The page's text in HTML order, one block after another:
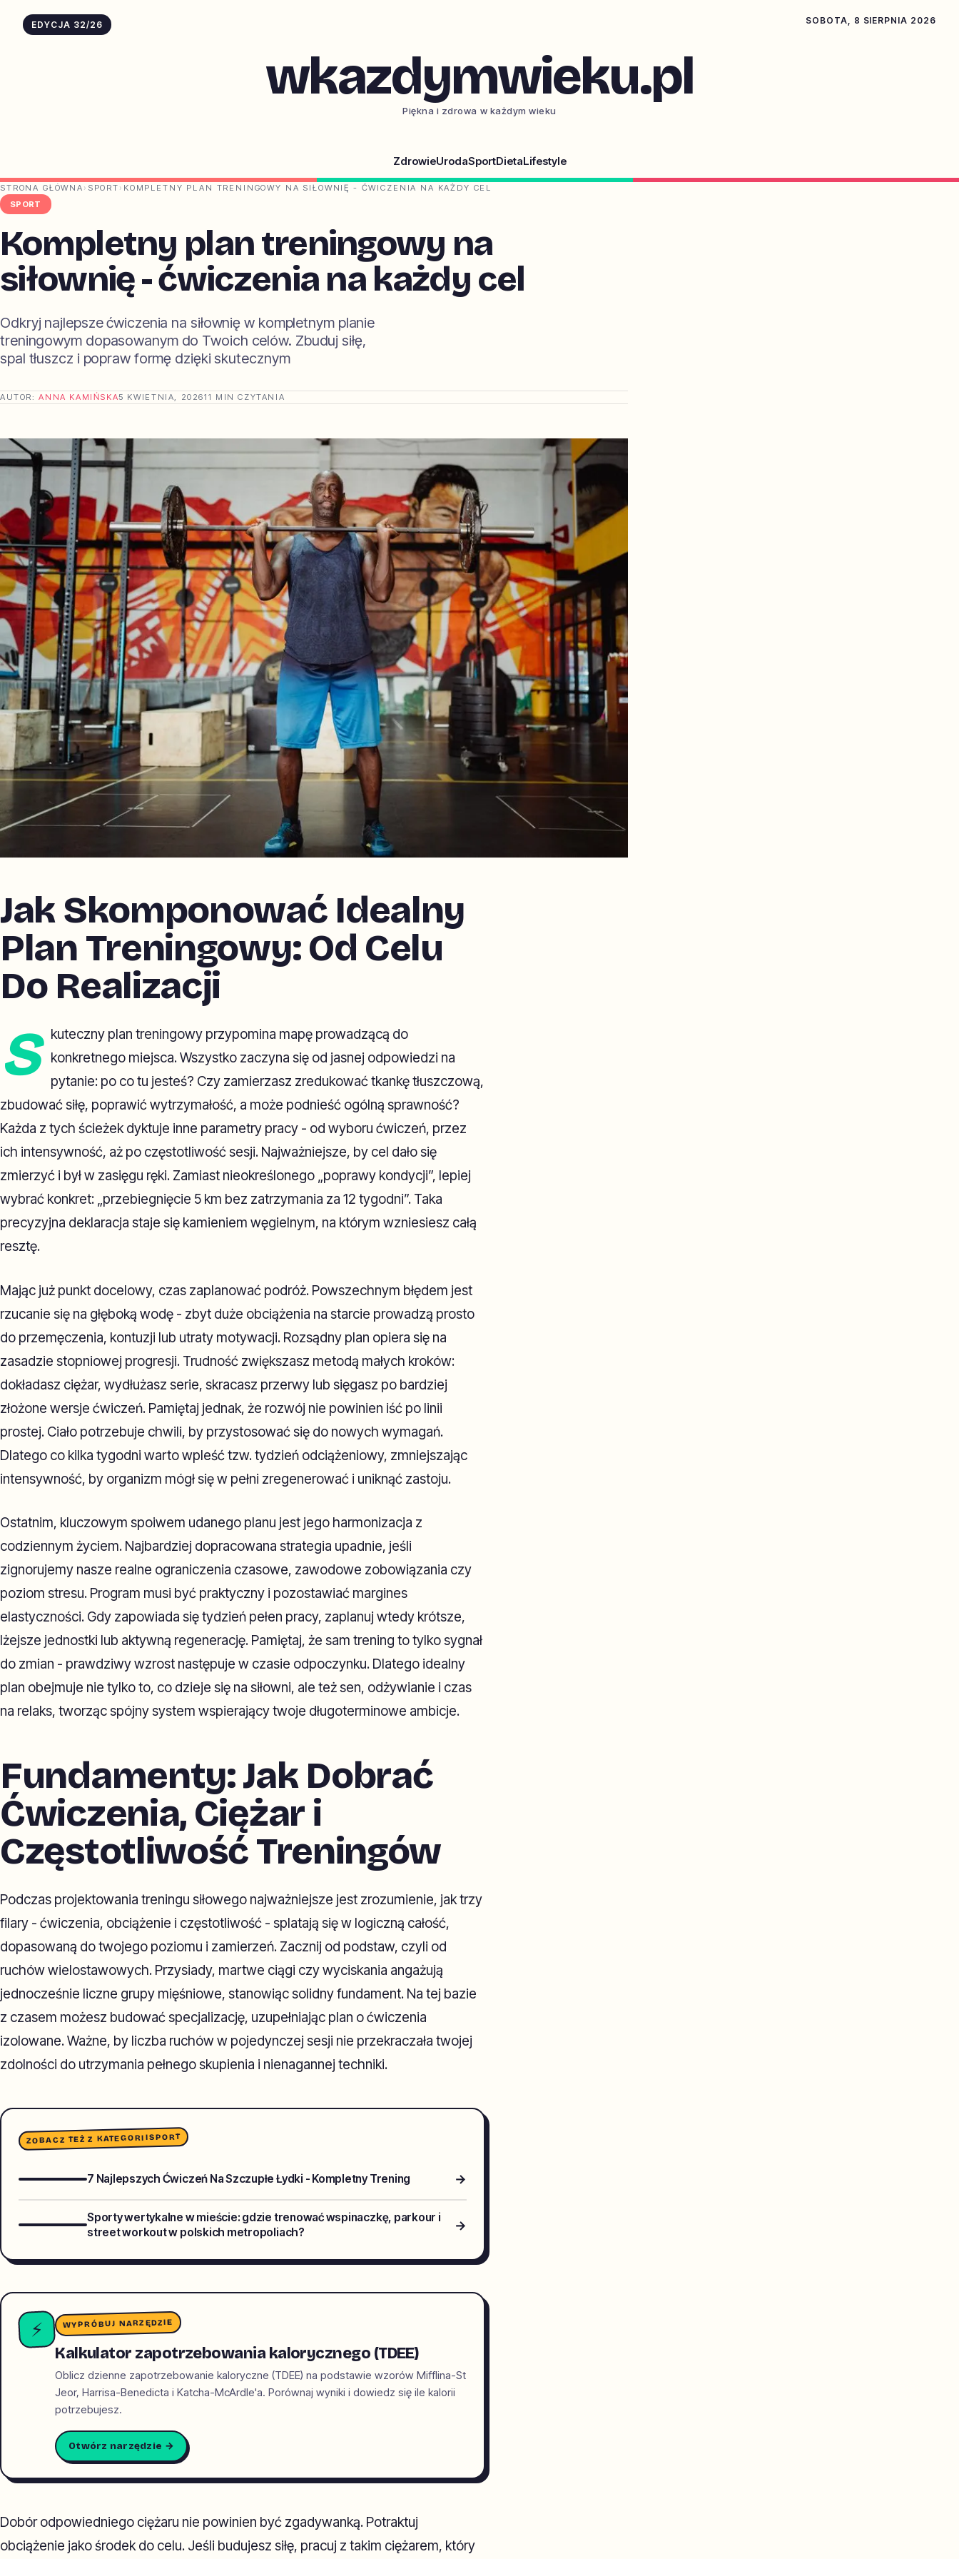
EDYCJA 32/26 SOBOTA, 8 SIERPNIA 2026
wkazdymwieku.pl
Piękna i zdrowa w każdym wieku
ZdrowieUrodaSportDietaLifestyle
STRONA GŁÓWNA › SPORT › KOMPLETNY PLAN TRENINGOWY NA SIŁOWNIĘ - ĆWICZENIA NA KAŻDY CEL
SPORT
Kompletny plan treningowy na
siłownię - ćwiczenia na każdy cel
Odkryj najlepsze ćwiczenia na siłownię w kompletnym planie
treningowym dopasowanym do Twoich celów. Zbuduj siłę,
spal tłuszcz i popraw formę dzięki skutecznym
AUTOR:ANNA KAMIŃSKA5 KWIETNIA, 202611 MIN CZYTANIA
Jak Skomponować Idealny
Plan Treningowy: Od Celu
Do Realizacji
S
kuteczny plan treningowy przypomina mapę prowadzącą do
konkretnego miejsca. Wszystko zaczyna się od jasnej odpowiedzi na
pytanie: po co tu jesteś? Czy zamierzasz zredukować tkankę tłuszczową,
zbudować siłę, poprawić wytrzymałość, a może podnieść ogólną sprawność?
Każda z tych ścieżek dyktuje inne parametry pracy - od wyboru ćwiczeń, przez
ich intensywność, aż po częstotliwość sesji. Najważniejsze, by cel dało się
zmierzyć i był w zasięgu ręki. Zamiast nieokreślonego „poprawy kondycji”, lepiej
wybrać konkret: „przebiegnięcie 5 km bez zatrzymania za 12 tygodni”. Taka
precyzyjna deklaracja staje się kamieniem węgielnym, na którym wzniesiesz całą
resztę.
Mając już punkt docelowy, czas zaplanować podróż. Powszechnym błędem jest
rzucanie się na głęboką wodę - zbyt duże obciążenia na starcie prowadzą prosto
do przemęczenia, kontuzji lub utraty motywacji. Rozsądny plan opiera się na
zasadzie stopniowej progresji. Trudność zwiększasz metodą małych kroków:
dokładasz ciężar, wydłużasz serie, skracasz przerwy lub sięgasz po bardziej
złożone wersje ćwiczeń. Pamiętaj jednak, że rozwój nie powinien iść po linii
prostej. Ciało potrzebuje chwili, by przystosować się do nowych wymagań.
Dlatego co kilka tygodni warto wpleść tzw. tydzień odciążeniowy, zmniejszając
intensywność, by organizm mógł się w pełni zregenerować i uniknąć zastoju.
Ostatnim, kluczowym spoiwem udanego planu jest jego harmonizacja z
codziennym życiem. Najbardziej dopracowana strategia upadnie, jeśli
zignorujemy nasze realne ograniczenia czasowe, zawodowe zobowiązania czy
poziom stresu. Program musi być praktyczny i pozostawiać margines
elastyczności. Gdy zapowiada się tydzień pełen pracy, zaplanuj wtedy krótsze,
lżejsze jednostki lub aktywną regenerację. Pamiętaj, że sam trening to tylko sygnał
do zmian - prawdziwy wzrost następuje w czasie odpoczynku. Dlatego idealny
plan obejmuje nie tylko to, co dzieje się na siłowni, ale też sen, odżywianie i czas
na relaks, tworząc spójny system wspierający twoje długoterminowe ambicje.
Fundamenty: Jak Dobrać
Ćwiczenia, Ciężar i
Częstotliwość Treningów
Podczas projektowania treningu siłowego najważniejsze jest zrozumienie, jak trzy
filary - ćwiczenia, obciążenie i częstotliwość - splatają się w logiczną całość,
dopasowaną do twojego poziomu i zamierzeń. Zacznij od podstaw, czyli od
ruchów wielostawowych. Przysiady, martwe ciągi czy wyciskania angażują
jednocześnie liczne grupy mięśniowe, stanowiąc solidny fundament. Na tej bazie
z czasem możesz budować specjalizację, uzupełniając plan o ćwiczenia
izolowane. Ważne, by liczba ruchów w pojedynczej sesji nie przekraczała twojej
zdolności do utrzymania pełnego skupienia i nienagannej techniki.
ZOBACZ TEŻ Z KATEGORIISPORT
7 Najlepszych Ćwiczeń Na Szczupłe Łydki - Kompletny Trening →
Sporty wertykalne w mieście: gdzie trenować wspinaczkę, parkour i
street workout w polskich metropoliach?
→
⚡ WYPRÓBUJ NARZĘDZIE
Kalkulator zapotrzebowania kalorycznego (TDEE)
Oblicz dzienne zapotrzebowanie kaloryczne (TDEE) na podstawie wzorów Mifflina-St
Jeor, Harrisa-Benedicta i Katcha-McArdle'a. Porównaj wyniki i dowiedz się ile kalorii
potrzebujesz.
Otwórz narzędzie →
Dobór odpowiedniego ciężaru nie powinien być zgadywanką. Potraktuj
obciążenie jako środek do celu. Jeśli budujesz siłę, pracuj z takim ciężarem, który